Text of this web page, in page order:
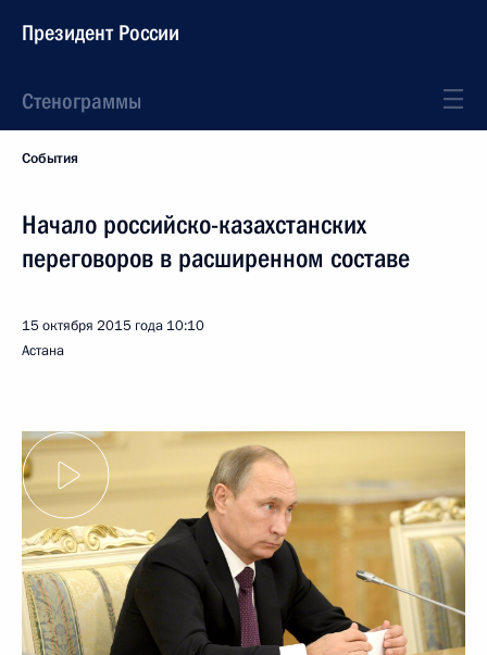
Президент России
Стенограммы
События
Начало российско-казахстанских
переговоров в расширенном составе
15 октября 2015 года 10:10
Астана